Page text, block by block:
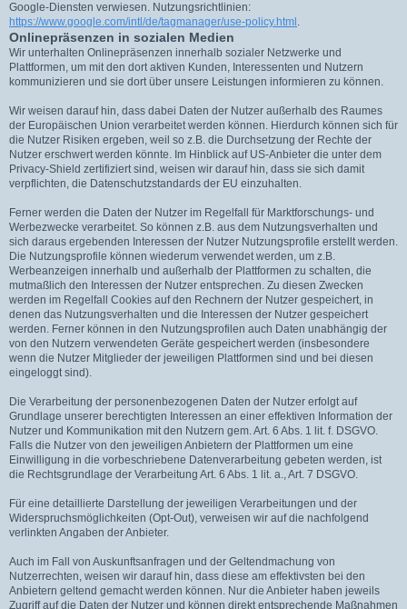
Google-Diensten verwiesen. Nutzungsrichtlinien:
https://www.google.com/intl/de/tagmanager/use-policy.html
Onlinepräsenzen in sozialen Medien
Wir unterhalten Onlinepräsenzen innerhalb sozialer Netzwerke und
Plattformen, um mit den dort aktiven Kunden, Interessenten und Nutzern
kommunizieren und sie dort über unsere Leistungen informieren zu können.
Wir weisen darauf hin, dass dabei Daten der Nutzer außerhalb des Raumes
der Europäischen Union verarbeitet werden können. Hierdurch können sich für
die Nutzer Risiken ergeben, weil so z.B. die Durchsetzung der Rechte der
Nutzer erschwert werden könnte. Im Hinblick auf US-Anbieter die unter dem
Privacy-Shield zertifiziert sind, weisen wir darauf hin, dass sie sich damit
verpflichten, die Datenschutzstandards der EU einzuhalten.
Ferner werden die Daten der Nutzer im Regelfall für Marktforschungs- und
Werbezwecke verarbeitet. So können z.B. aus dem Nutzungsverhalten und
sich daraus ergebenden Interessen der Nutzer Nutzungsprofile erstellt werden.
Die Nutzungsprofile können wiederum verwendet werden, um z.B.
Werbeanzeigen innerhalb und außerhalb der Plattformen zu schalten, die
mutmaßlich den Interessen der Nutzer entsprechen. Zu diesen Zwecken
werden im Regelfall Cookies auf den Rechnern der Nutzer gespeichert, in
denen das Nutzungsverhalten und die Interessen der Nutzer gespeichert
werden. Ferner können in den Nutzungsprofilen auch Daten unabhängig der
von den Nutzern verwendeten Geräte gespeichert werden (insbesondere
wenn die Nutzer Mitglieder der jeweiligen Plattformen sind und bei diesen
eingeloggt sind).
Die Verarbeitung der personenbezogenen Daten der Nutzer erfolgt auf
Grundlage unserer berechtigten Interessen an einer effektiven Information der
Nutzer und Kommunikation mit den Nutzern gem. Art. 6 Abs. 1 lit. f. DSGVO.
Falls die Nutzer von den jeweiligen Anbietern der Plattformen um eine
Einwilligung in die vorbeschriebene Datenverarbeitung gebeten werden, ist
die Rechtsgrundlage der Verarbeitung Art. 6 Abs. 1 lit. a., Art. 7 DSGVO.
Für eine detaillierte Darstellung der jeweiligen Verarbeitungen und der
Widerspruchsmöglichkeiten (Opt-Out), verweisen wir auf die nachfolgend
verlinkten Angaben der Anbieter.
Auch im Fall von Auskunftsanfragen und der Geltendmachung von
Nutzerrechten, weisen wir darauf hin, dass diese am effektivsten bei den
Anbietern geltend gemacht werden können. Nur die Anbieter haben jeweils
Zugriff auf die Daten der Nutzer und können direkt entsprechende Maßnahmen